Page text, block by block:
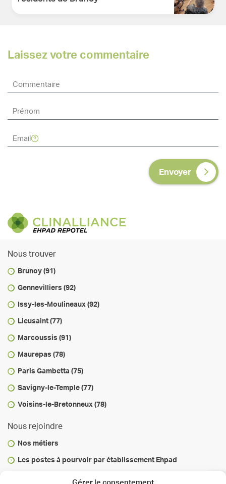
Laissez votre commentaire
Envoyer
Nous trouver
Brunoy (91)
Gennevilliers (92)
Issy-les-Moulineaux (92)
Lieusaint (77)
Marcoussis (91)
Maurepas (78)
Paris Gambetta (75)
Savigny-le-Temple (77)
Voisins-le-Bretonneux (78)
Nous rejoindre
Nos métiers
Les postes à pourvoir par établissement Ehpad